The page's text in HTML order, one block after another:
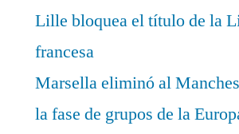
Lille bloquea el título de la
francesa
Marsella eliminó al
la fase de grupos de la